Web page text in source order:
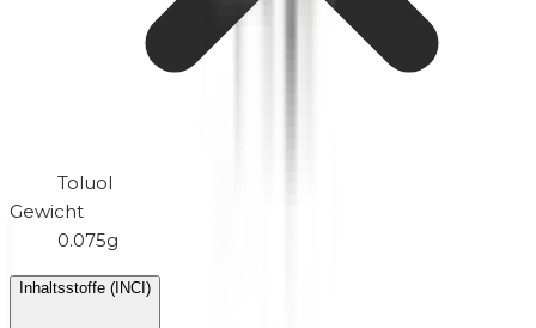
Toluol
Gewicht
0.075g
Inhaltsstoffe (INCI)